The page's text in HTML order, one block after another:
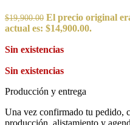
$19,900.00 El precio original
actual es: $14,900.00.
Sin existencias
Sin existencias
Producción y entrega
Una vez confirmado tu pedido,
producción, alistamiento y